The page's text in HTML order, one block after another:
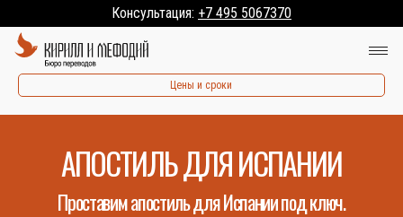
Консультация: +7 495 5067370
Цены и сроки
АПОСТИЛЬ ДЛЯ ИСПАНИИ
Проставим апостиль для Испании под ключ.